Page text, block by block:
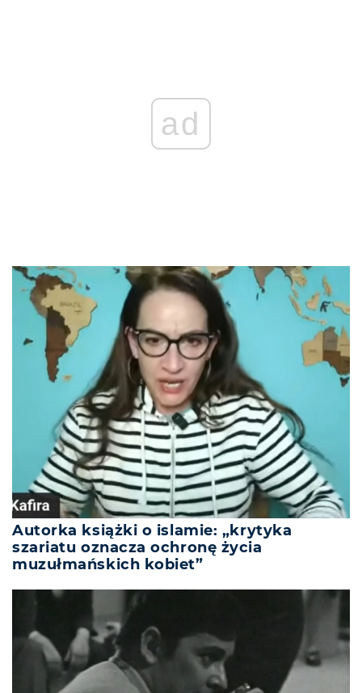
ad
Autorka książki o islamie: „krytyka
szariatu oznacza ochronę życia
muzułmańskich kobiet”